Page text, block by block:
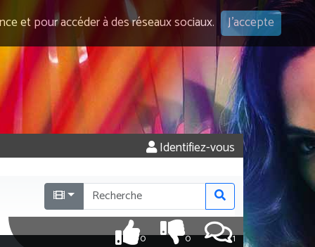
et pour accéder à des réseaux sociaux. J'accepte
Identifiez-vous
1
0
0